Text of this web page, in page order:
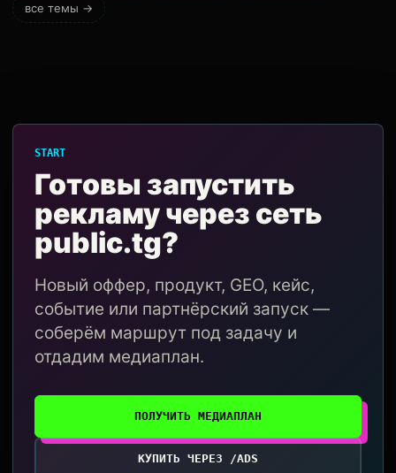
все темы →
START
Готовы запустить
рекламу через сеть
public.tg?
Новый оффер, продукт, GEO, кейс,
событие или партнёрский запуск —
соберём маршрут под задачу и
отдадим медиаплан.
ПОЛУЧИТЬ МЕДИАПЛАН
КУПИТЬ ЧЕРЕЗ /ADS